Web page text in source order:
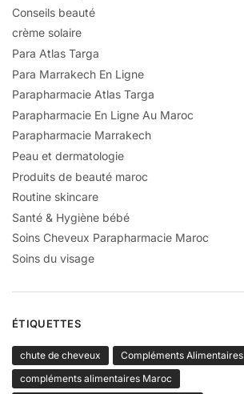
Conseils beauté
crème solaire
Para Atlas Targa
Para Marrakech En Ligne
Parapharmacie Atlas Targa
Parapharmacie En Ligne Au Maroc
Parapharmacie Marrakech
Peau et dermatologie
Produits de beauté maroc
Routine skincare
Santé & Hygiène bébé
Soins Cheveux Parapharmacie Maroc
Soins du visage
ÉTIQUETTES
chute de cheveux
Compléments Alimentaires
compléments alimentaires Maroc